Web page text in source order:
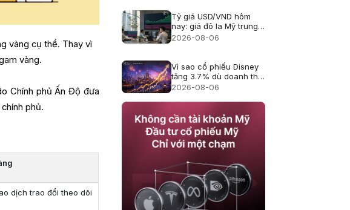
vàng cụ thể. Thay vì
vàng.
Chính phủ Ấn Độ đưa
phủ.
dịch trao đổi theo dõi
Tỷ giá USD/VND hôm
nay: giá đô la Mỹ trung
tâm lên 25.433, USD
2026-08-06
Vì sao cổ phiếu Disney
tăng 3.7% dù doanh thu
hụt kỳ vọng?
2026-08-06